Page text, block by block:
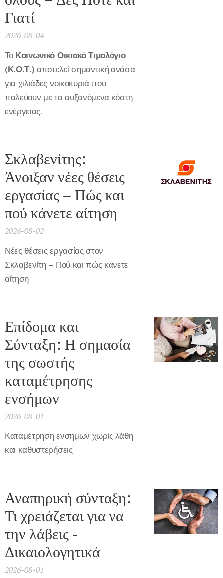
Γιατί
2026-08-04
Το Κοινωνικό Οικιακό Τιμολόγιο
(Κ.Ο.Τ.) αποτελεί σημαντική ανάσα
για χιλιάδες νοικοκυριά που
παλεύουν με τα αυξανόμενα κόστη
ενέργειας.
Σκλαβενίτης:
Άνοιξαν νέες θέσεις
εργασίας – Πώς και
πού κάνετε αίτηση
2026-08-02
Νέες θέσεις εργασίας στον
Σκλαβενίτη – Πού και πώς κάνετε
αίτηση
Επίδομα και
Σύνταξη: Η σημασία
της σωστής
καταμέτρησης
ενσήμων
2026-08-01
Καταμέτρηση ενσήμων χωρίς λάθη
και καθυστερήσεις
Αναπηρική σύνταξη:
Τι χρειάζεται για να
την λάβεις -
Δικαιολογητικά
2026-08-01